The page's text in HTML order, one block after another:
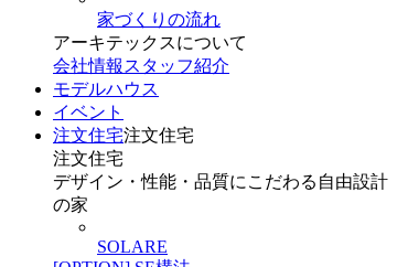
家づくりの流れ
アーキテックスについて
会社情報 スタッフ紹介
モデルハウス
イベント
注文住宅注文住宅
注文住宅
デザイン・性能・品質にこだわる自由設計
の家
SOLARE